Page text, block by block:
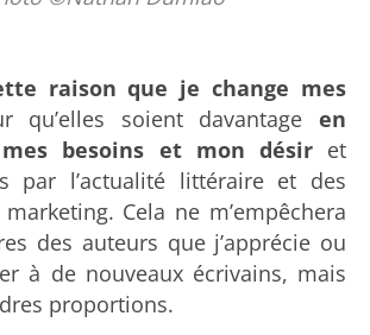
raison que je change mes
qu’elles soient davantage en
besoins et mon désir et
par l’actualité littéraire et des
Cela ne m’empêchera
des auteurs que j’apprécie ou
à de nouveaux écrivains, mais
proportions.